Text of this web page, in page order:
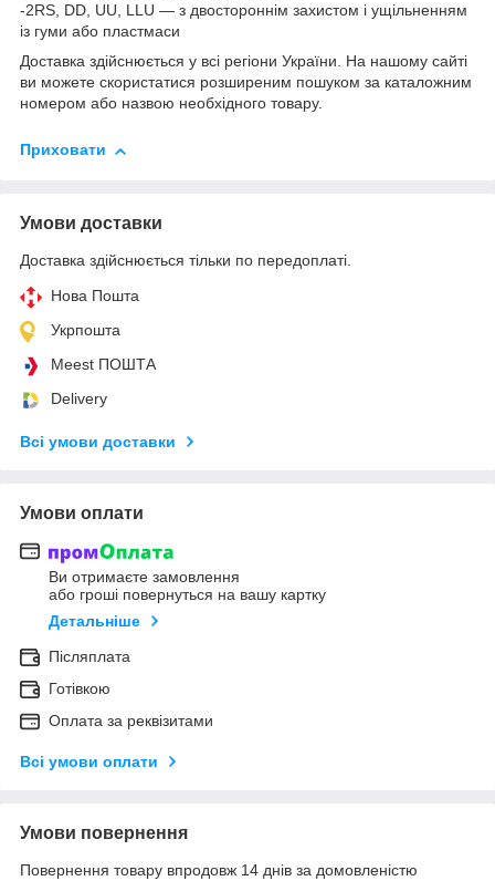
-2RS, DD, UU, LLU — з двостороннім захистом і ущільненням
із гуми або пластмаси
Доставка здійснюється у всі регіони України. На нашому сайті
ви можете скористатися розширеним пошуком за каталожним
номером або назвою необхідного товару.
Приховати
Умови доставки
Доставка здійснюється тільки по передоплаті.
Нова Пошта
Укрпошта
Meest ПОШТА
Delivery
Всі умови доставки
Умови оплати
Ви отримаєте замовлення
або гроші повернуться на вашу картку
Детальніше
Післяплата
Готівкою
Оплата за реквізитами
Всі умови оплати
Умови повернення
Повернення товару впродовж 14 днів за домовленістю